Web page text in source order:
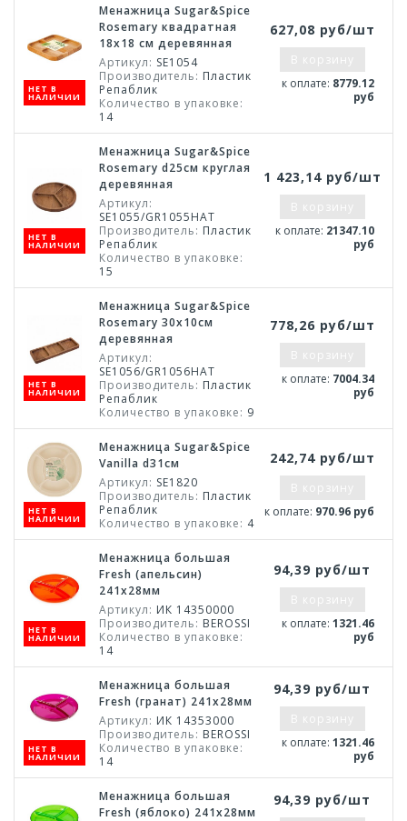
НЕТ В
НАЛИЧИИ
Менажница Sugar&Spice
Rosemary квадратная
18х18 см деревянная
Артикул: SE1054
Производитель: Пластик
Репаблик
Количество в упаковке:
14
627,08 руб/шт
В корзину
к оплате: 8779.12
руб
НЕТ В
НАЛИЧИИ
Менажница Sugar&Spice
Rosemary d25см круглая
деревянная
Артикул:
SE1055/GR1055НАТ
Производитель: Пластик
Репаблик
Количество в упаковке:
15
1 423,14 руб/шт
В корзину
к оплате: 21347.10
руб
НЕТ В
НАЛИЧИИ
Менажница Sugar&Spice
Rosemary 30х10см
деревянная
Артикул:
SE1056/GR1056НАТ
Производитель: Пластик
Репаблик
Количество в упаковке: 9
778,26 руб/шт
В корзину
к оплате: 7004.34
руб
НЕТ В
НАЛИЧИИ
Менажница Sugar&Spice
Vanilla d31см
Артикул: SE1820
Производитель: Пластик
Репаблик
Количество в упаковке: 4
242,74 руб/шт
В корзину
к оплате: 970.96 руб
НЕТ В
НАЛИЧИИ
Менажница большая
Fresh (апельсин)
241х28мм
Артикул: ИК 14350000
Производитель: BEROSSI
Количество в упаковке:
14
94,39 руб/шт
В корзину
к оплате: 1321.46
руб
НЕТ В
НАЛИЧИИ
Менажница большая
Fresh (гранат) 241х28мм
Артикул: ИК 14353000
Производитель: BEROSSI
Количество в упаковке:
14
94,39 руб/шт
В корзину
к оплате: 1321.46
руб
Менажница большая
Fresh (яблоко) 241х28мм
94,39 руб/шт